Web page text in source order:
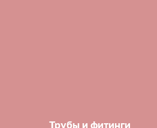
Трубы и фитинги